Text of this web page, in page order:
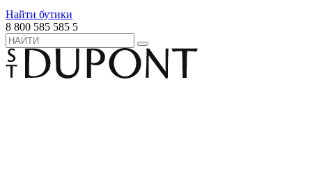
Найти бутики
8 800 585 585 5